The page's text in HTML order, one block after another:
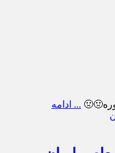
... ادامه